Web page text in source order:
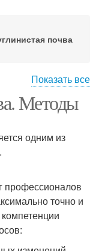
почва
почва
Показать все
Методы
одним из
профессионалов
точно и